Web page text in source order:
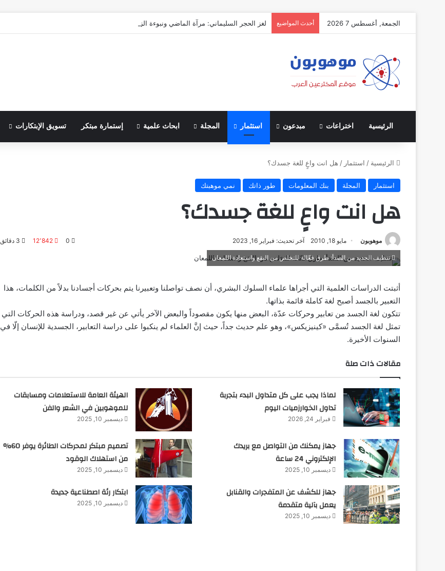
الجمعة, أغسطس 7 2026 أحدث المواضيع لغز الحجر السليماني: مرآة الماضي ونبوءة الزوال
الرئيسية اختراعات مبدعون استثمار المجلة ابحاث علمية إستمارة مبتكر تسويق الإبتكارات
الرئيسية / استثمار / هل انت واعٍ للغة جسدك؟
استثمار المجلة بنك المعلومات طور ذاتك نمي موهبتك
هل انت واعٍ للغة جسدك؟
موهوبون مايو 18, 2010 آخر تحديث: فبراير 16, 2023 0 12٬842
تنظيف الحديد من الصدأ: طرق فعّالة للتخلص من البقع واستعادة اللمعان
أثبتت الدراسات العلمية التي أجراها علماء السلوك البشري، أن نصف تواصلنا وتعبيرنا يتم بحركات أجسادنا بدلاً من الكلمات، هذا
التعبير بالجسد أصبح لغة كاملة قائمة بذاتها.
تتكون لغة الجسد من تعابير وحركات عدّة، البعض منها يكون مقصوداً والبعض الآخر يأتي عن غير قصد، ودراسة هذه الحركات التي
تمثل لغة الجسد تُسمَّى «كينيزيكس»، وهو علم حديث جداً، حيث إنَّ العلماء لم ينكبوا على دراسة التعابير، الجسدية للإنسان إلّا في
السنوات الأخيرة.
مقالات ذات صلة
لماذا يجب على كل متداول البدء بتجربة
تداول الخوارزميات اليوم
فبراير 24, 2026
الهيئة العامة للاستعلامات ومسابقات
للموهوبين في الشعر والفن
ديسمبر 10, 2025
جهاز يمكنك من التواصل مع بريدك
الإلكتروني 24 ساعة
ديسمبر 10, 2025
تصميم مبتكر لمحركات الطائرة يوفر 60%
من استهلاك الوقود
ديسمبر 10, 2025
جهاز للكشف عن المتفجرات والقنابل
يعمل بآلية متقدمة
ديسمبر 10, 2025
ابتكار رئة اصطناعية جديدة
ديسمبر 10, 2025